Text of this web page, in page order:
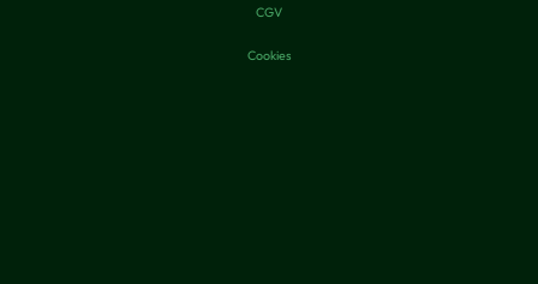
CGV
Cookies